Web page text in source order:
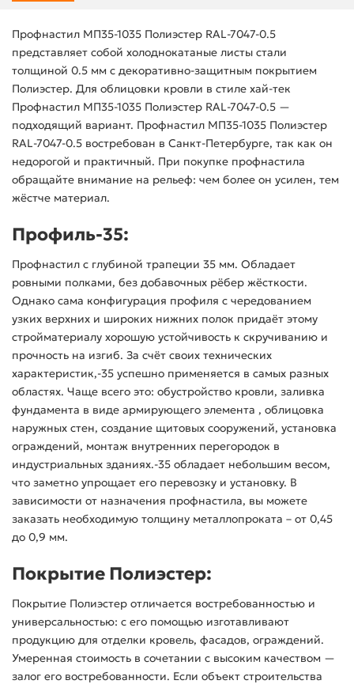
Профнастил МП35-1035 Полиэстер RAL-7047-0.5
представляет собой холоднокатаные листы стали
толщиной 0.5 мм с декоративно-защитным покрытием
Полиэстер. Для облицовки кровли в стиле хай-тек
Профнастил МП35-1035 Полиэстер RAL-7047-0.5 —
подходящий вариант. Профнастил МП35-1035 Полиэстер
RAL-7047-0.5 востребован в Санкт-Петербурге, так как он
недорогой и практичный. При покупке профнастила
обращайте внимание на рельеф: чем более он усилен, тем
жёстче материал.
Профиль-35:
Профнастил с глубиной трапеции 35 мм. Обладает
ровными полками, без добавочных рёбер жёсткости.
Однако сама конфигурация профиля с чередованием
узких верхних и широких нижних полок придаёт этому
стройматериалу хорошую устойчивость к скручиванию и
прочность на изгиб. За счёт своих технических
характеристик,-35 успешно применяется в самых разных
областях. Чаще всего это: обустройство кровли, заливка
фундамента в виде армирующего элемента , облицовка
наружных стен, создание щитовых сооружений, установка
ограждений, монтаж внутренних перегородок в
индустриальных зданиях.-35 обладает небольшим весом,
что заметно упрощает его перевозку и установку. В
зависимости от назначения профнастила, вы можете
заказать необходимую толщину металлопроката – от 0,45
до 0,9 мм.
Покрытие Полиэстер:
Покрытие Полиэстер отличается востребованностью и
универсальностью: с его помощью изготавливают
продукцию для отделки кровель, фасадов, ограждений.
Умеренная стоимость в сочетании с высоким качеством —
залог его востребованности. Если объект строительства